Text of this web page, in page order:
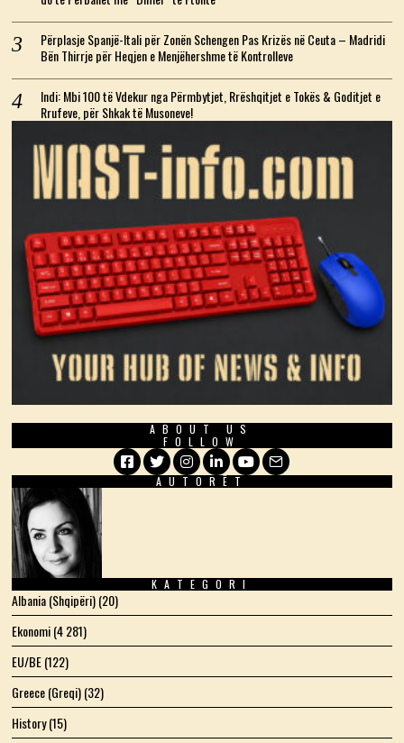
Përplasje Spanjë-Itali për Zonën Schengen Pas Krizës në Ceuta – Madridi
Bën Thirrje për Heqjen e Menjëhershme të Kontrolleve
Indi: Mbi 100 të Vdekur nga Përmbytjet, Rrëshqitjet e Tokës & Goditjet e
Rrufeve, për Shkak të Musoneve!
ABOUT US
FOLLOW
Facebook
TwitterInstagram
LinkedIn
YouTube
Email
AUTORËT
KATEGORI
Albania (Shqipëri)(20)
Ekonomi(4 281)
EU/BE(122)
Greece (Greqi)(32)
History(15)